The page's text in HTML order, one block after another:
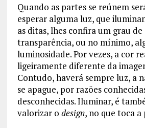
Quando as partes se reúnem
esperar alguma luz, que
as ditas, lhes confira um grau de
transparência, ou no mínimo,
luminosidade. Por vezes, a cor
ligeiramente diferente da
Contudo, haverá sempre luz, a
se apague, por razões
desconhecidas. Iluminar, é
valorizar o design, no que toca a